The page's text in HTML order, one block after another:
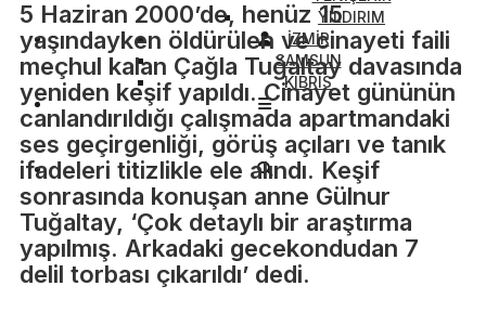
YILDIRIM
İZMİR
SAMSUN
KIBRIS
5 Haziran 2000’de, henüz 15
yaşındayken öldürülen ve cinayeti faili
meçhul kalan Çağla Tuğaltay davasında
yeniden keşif yapıldı. Cinayet gününün
canlandırıldığı çalışmada apartmandaki
ses geçirgenliği, görüş açıları ve tanık
ifadeleri titizlikle ele alındı. Keşif
sonrasında konuşan anne Gülnur
Tuğaltay, ‘Çok detaylı bir araştırma
yapılmış. Arkadaki gecekondudan 7
delil torbası çıkarıldı’ dedi.